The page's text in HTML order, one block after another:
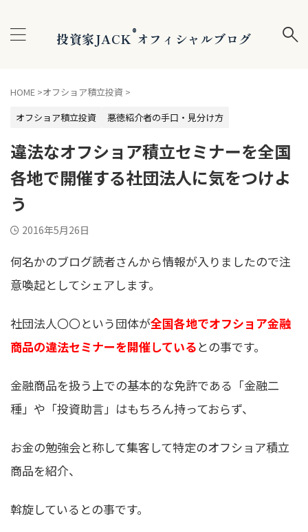
投資家JACK®オフィシャルブログ
HOME >オフショア積立投資 >
オフショア積立投資
悪徳紹介者の手口・見分け方
違法なオフショア積立セミナーを全国
各地で開催する社団法人に気をつけよ
う
2016年5月26日
何名かのブログ読者さんから情報が入りましたので注
意喚起としてシェアします。
社団法人〇〇という団体が全国各地でオフショア金融
商品の違法セミナーを開催しているとの事です。
金融商品を扱う上での基本的な免許である「金融二
種」や「投資助言」はもちろん持っておらず、
お金の勉強会と称して集客して特定のオフショア積立
商品を紹介、
斡旋しているとの事です。